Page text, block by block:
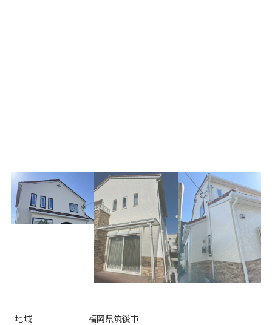
地域
福岡県筑後市